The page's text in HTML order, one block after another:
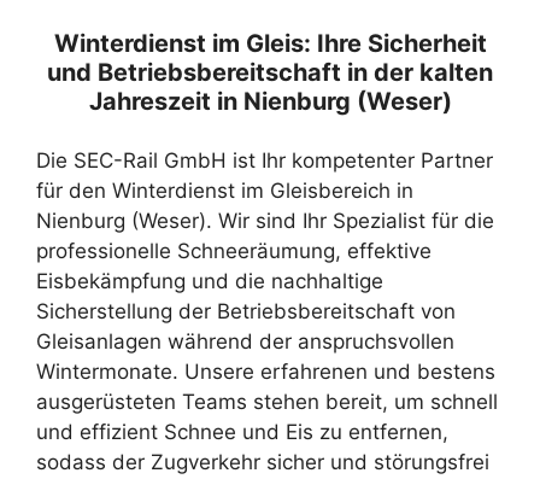
Winterdienst im Gleis: Ihre Sicherheit
und Betriebsbereitschaft in der kalten
Jahreszeit in Nienburg (Weser)
Die SEC-Rail GmbH ist Ihr kompetenter Partner
für den Winterdienst im Gleisbereich in
Nienburg (Weser). Wir sind Ihr Spezialist für die
professionelle Schneeräumung, effektive
Eisbekämpfung und die nachhaltige
Sicherstellung der Betriebsbereitschaft von
Gleisanlagen während der anspruchsvollen
Wintermonate. Unsere erfahrenen und bestens
ausgerüsteten Teams stehen bereit, um schnell
und effizient Schnee und Eis zu entfernen,
sodass der Zugverkehr sicher und störungsfrei